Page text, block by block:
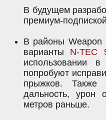
В будущем
премиум-
В районы Weapon
варианты N-TEC
использовании
попробуют
прыжков. Также
дальность, урон
метров раньше.